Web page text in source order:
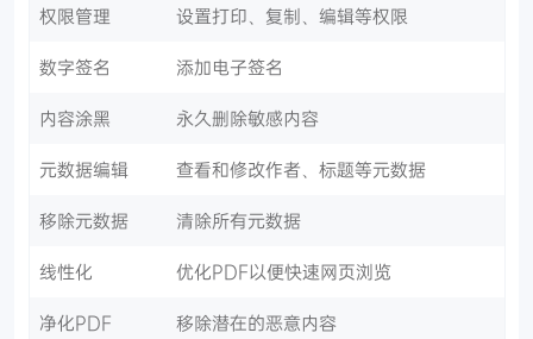
权限管理 设置打印、复制、编辑等权限
数字签名 添加电子签名
内容涂黑 永久删除敏感内容
元数据编辑 查看和修改作者、标题等元数据
移除元数据 清除所有元数据
线性化 优化PDF以便快速网页浏览
净化PDF 移除潜在的恶意内容